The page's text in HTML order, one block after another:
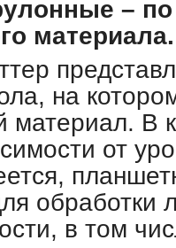
– по
материала.
на
материал. В
от
обработки
в том